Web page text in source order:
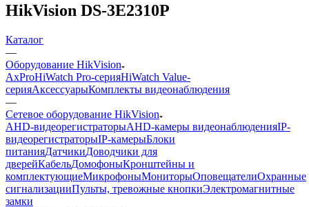
HikVision DS-3E2310P
Каталог
—
Оборудование HikVision
AxProHiWatch Pro-серияHiWatch Value-
серияАксессуарыКомплекты видеонаблюдения
—
Сетевое оборудование HikVision
AHD-видеорегистраторыAHD-камеры видеонаблюденияIP-
видеорегистраторыIP-камерыБлоки
питанияДатчикиДоводчики для
дверейКабельДомофоныКронштейны и
комплектующиеМикрофоныМониторыОповещателиОхранные
сигнализацииПульты, тревожные кнопкиЭлектромагнитные
замки